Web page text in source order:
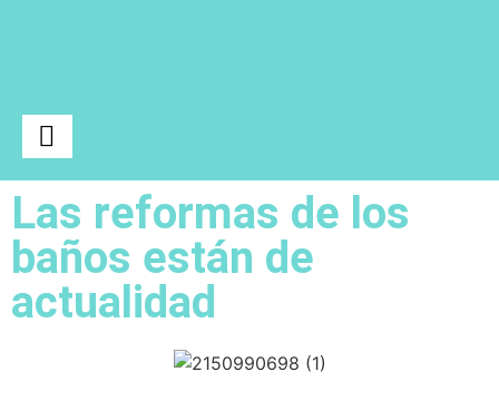
Las reformas de los
baños están de
actualidad